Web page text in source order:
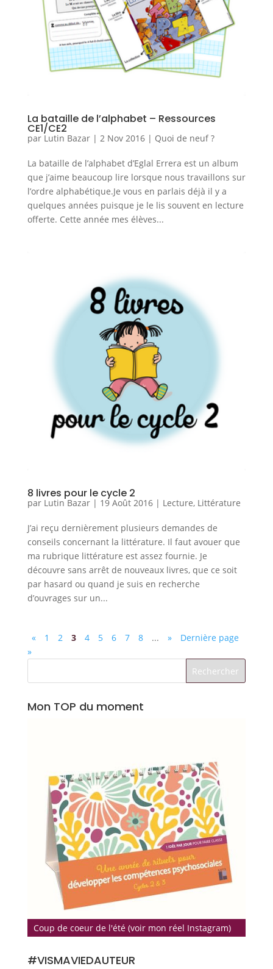
La bataille de l’alphabet – Ressources
CE1/CE2
par Lutin Bazar| 2 Nov 2016| Quoi de neuf ?
La bataille de l’alphabet d’Eglal Errera est un album
que j’aime beaucoup lire lorsque nous travaillons sur
l’ordre alphabétique.Je vous en parlais déjà il y a
quelques années puisque je le lis souvent en lecture
offerte. Cette année mes élèves...
8 livres pour le cycle 2
par Lutin Bazar| 19 Août 2016| Lecture, Littérature
J’ai reçu dernièrement plusieurs demandes de
conseils concernant la littérature. Il faut avouer que
ma rubrique littérature est assez fournie. Je
découvre sans arrêt de nouveaux livres, que ce soit
par hasard ou quand je suis en recherche
d’ouvrages sur un...
« 1 2 3 4 5 6 7 8 ... »
Dernière page
»
Mon TOP du moment
Coup de coeur de l'été (voir mon réel Instagram)
#VISMAVIEDAUTEUR